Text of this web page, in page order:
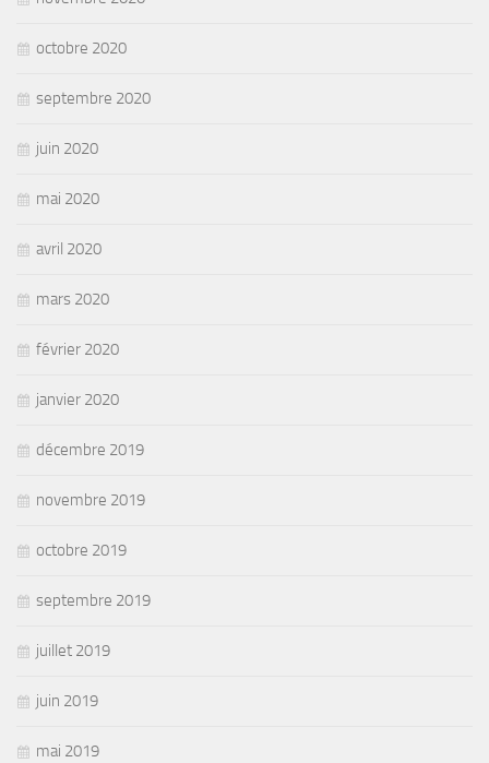
octobre 2020
septembre 2020
juin 2020
mai 2020
avril 2020
mars 2020
février 2020
janvier 2020
décembre 2019
novembre 2019
octobre 2019
septembre 2019
juillet 2019
juin 2019
mai 2019